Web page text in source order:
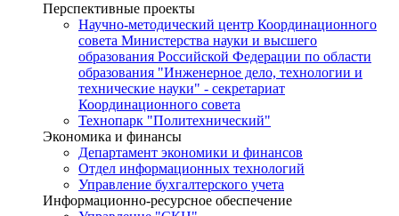
Перспективные проекты
Научно-методический центр Координационного
совета Министерства науки и высшего
образования Российской Федерации по области
образования "Инженерное дело, технологии и
технические науки" - секретариат
Координационного совета
Технопарк "Политехнический"
Экономика и финансы
Департамент экономики и финансов
Отдел информационных технологий
Управление бухгалтерского учета
Информационно-ресурсное обеспечение